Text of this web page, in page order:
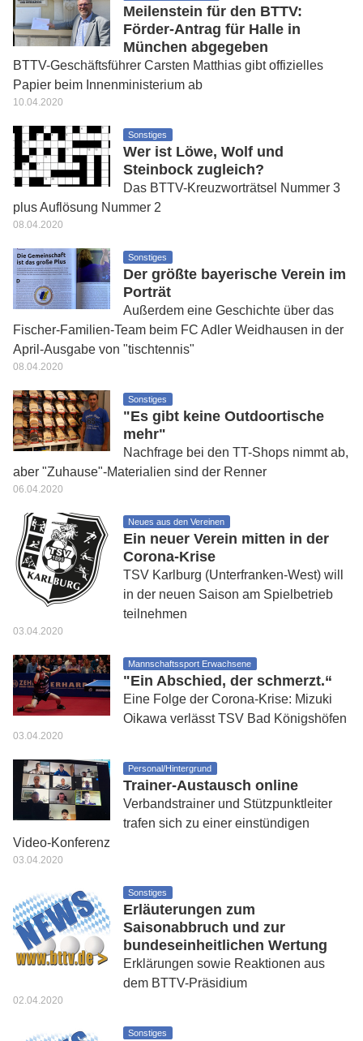
Meilenstein für den BTTV:
Förder-Antrag für Halle in
München abgegeben
BTTV-Geschäftsführer Carsten Matthias gibt offizielles
Papier beim Innenministerium ab
10.04.2020
Sonstiges
Wer ist Löwe, Wolf und
Steinbock zugleich?
Das BTTV-Kreuzworträtsel Nummer 3
plus Auflösung Nummer 2
08.04.2020
Sonstiges
Der größte bayerische Verein im
Porträt
Außerdem eine Geschichte über das
Fischer-Familien-Team beim FC Adler Weidhausen in der
April-Ausgabe von "tischtennis"
08.04.2020
Sonstiges
"Es gibt keine Outdoortische
mehr"
Nachfrage bei den TT-Shops nimmt ab,
aber "Zuhause"-Materialien sind der Renner
06.04.2020
Neues aus den Vereinen
Ein neuer Verein mitten in der
Corona-Krise
TSV Karlburg (Unterfranken-West) will
in der neuen Saison am Spielbetrieb
teilnehmen
03.04.2020
Mannschaftssport Erwachsene
"Ein Abschied, der schmerzt.“
Eine Folge der Corona-Krise: Mizuki
Oikawa verlässt TSV Bad Königshöfen
03.04.2020
Personal/Hintergrund
Trainer-Austausch online
Verbandstrainer und Stützpunktleiter
trafen sich zu einer einstündigen
Video-Konferenz
03.04.2020
Sonstiges
Erläuterungen zum
Saisonabbruch und zur
bundeseinheitlichen Wertung
Erklärungen sowie Reaktionen aus
dem BTTV-Präsidium
02.04.2020
Sonstiges